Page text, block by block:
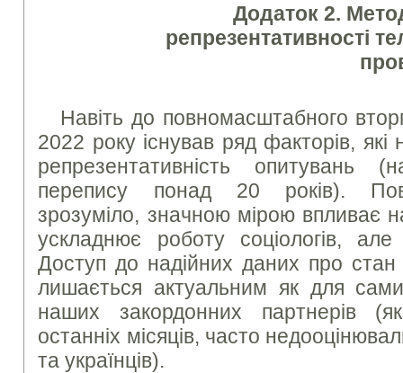
Додаток 2.
репрезентативності
Навіть до повномасштабного
2022 року існував ряд факторів,
репрезентативність опитувань
перепису понад 20 років).
зрозуміло, значною мірою впливає
ускладнює роботу соціологів,
Доступ до надійних даних про стан
лишається актуальним як для
наших закордонних партнерів
останніх місяців, часто
та українців).